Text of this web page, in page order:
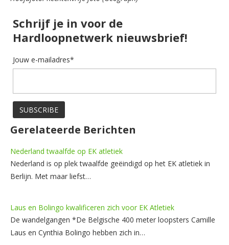
Schrijf je in voor de
Hardloopnetwerk nieuwsbrief!
Jouw e-mailadres*
Gerelateerde Berichten
Nederland twaalfde op EK atletiek
Nederland is op plek twaalfde geëindigd op het EK atletiek in
Berlijn. Met maar liefst…
Laus en Bolingo kwalificeren zich voor EK Atletiek
De wandelgangen *De Belgische 400 meter loopsters Camille
Laus en Cynthia Bolingo hebben zich in…